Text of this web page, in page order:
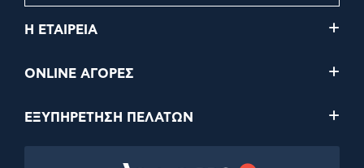
Η ΕΤΑΙΡΕΙΑ
ONLINE ΑΓΟΡΕΣ
ΕΞΥΠΗΡΕΤΗΣΗ ΠΕΛΑΤΩΝ